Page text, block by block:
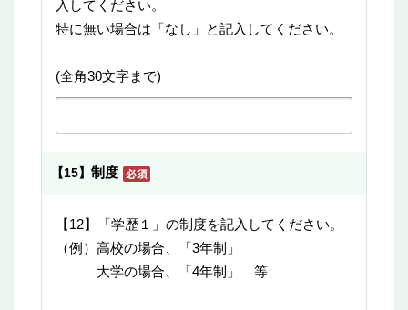
入してください。
特に無い場合は「なし」と記入してください。
(全角30文字まで)
【15】 制度
【12】「学歴１」の制度を記入してください。
（例）高校の場合、「3年制」
大学の場合、「4年制」 等